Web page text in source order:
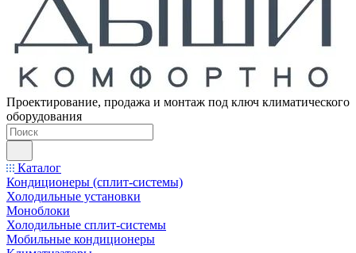
Проектирование, продажа и монтаж под ключ климатического
оборудования
Каталог
Кондиционеры (сплит-системы)
Холодильные установки
Моноблоки
Холодильные сплит-системы
Мобильные кондиционеры